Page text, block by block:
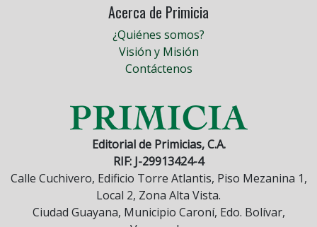
Acerca de Primicia
¿Quiénes somos?
Visión y Misión
Contáctenos
Editorial de Primicias, C.A.
RIF: J-29913424-4
Calle Cuchivero, Edificio Torre Atlantis, Piso Mezanina 1,
Local 2, Zona Alta Vista.
Ciudad Guayana, Municipio Caroní, Edo. Bolívar,